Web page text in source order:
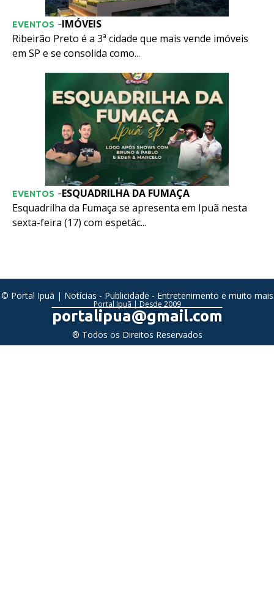
IMÓVEIS
EVENTOS -
Ribeirão Preto é a 3ª cidade que mais vende imóveis
em SP e se consolida como...
ESQUADRILHA DA FUMAÇA
EVENTOS -
Esquadrilha da Fumaça se apresenta em Ipuã nesta
sexta-feira (17) com espetác...
© Portal Ipuã | Notícias - Publicidade - Entretenimento e muito mais
Portal Ipuã | Desde 2009
portalipua@gmail.com
® Todos os Direitos Reservados